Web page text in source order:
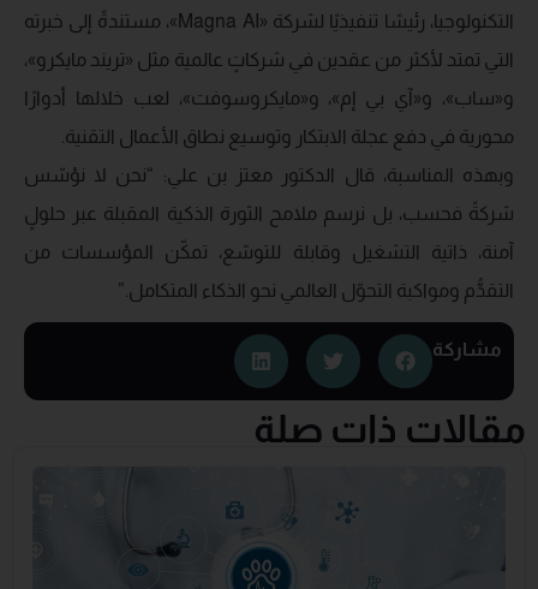
التكنولوجيا، رئيسًا تنفيذيًا لشركة «Magna AI»، مستندةً إلى خبرته
التي تمتد لأكثر من عقدين في شركاتٍ عالمية مثل «تريند مايكرو»،
و«ساب»، و«آي بي إم»، و«مايكروسوفت»، لعب خلالها أدوارًا
محورية في دفع عجلة الابتكار وتوسيع نطاق الأعمال التقنية.
وبهذه المناسبة، قال الدكتور معتز بن علي: “نحن لا نؤسّس
شركةً فحسب، بل نرسم ملامح الثورة الذكية المقبلة عبر حلولٍ
آمنة، ذاتية التشغيل وقابلة للتوسّع، تمكّن المؤسسات من
التقدُّم ومواكبة التحوّل العالمي نحو الذكاء المتكامل.”
مشاركة
مقالات ذات صلة